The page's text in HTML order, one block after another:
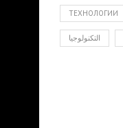
ТЕХНОЛОГИИ
التكنولوجيا